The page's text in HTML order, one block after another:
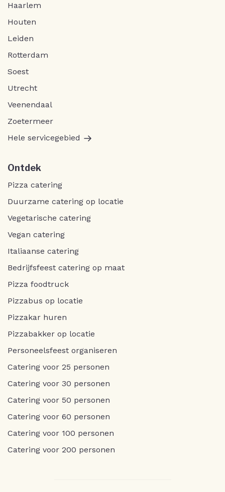
Haarlem
Houten
Leiden
Rotterdam
Soest
Utrecht
Veenendaal
Zoetermeer
Hele servicegebied
Ontdek
Pizza catering
Duurzame catering op locatie
Vegetarische catering
Vegan catering
Italiaanse catering
Bedrijfsfeest catering op maat
Pizza foodtruck
Pizzabus op locatie
Pizzakar huren
Pizzabakker op locatie
Personeelsfeest organiseren
Catering voor 25 personen
Catering voor 30 personen
Catering voor 50 personen
Catering voor 60 personen
Catering voor 100 personen
Catering voor 200 personen